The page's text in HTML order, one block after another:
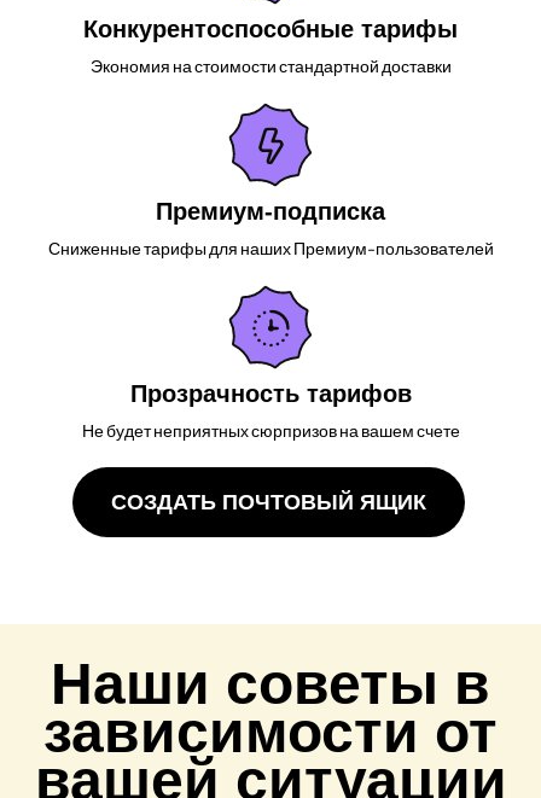
Конкурентоспособные тарифы
Экономия на стоимости стандартной доставки
Премиум-подписка
Сниженные тарифы для наших Премиум-пользователей
Прозрачность тарифов
Не будет неприятных сюрпризов на вашем счете
СОЗДАТЬ ПОЧТОВЫЙ ЯЩИК
Наши советы в
зависимости от
вашей ситуации